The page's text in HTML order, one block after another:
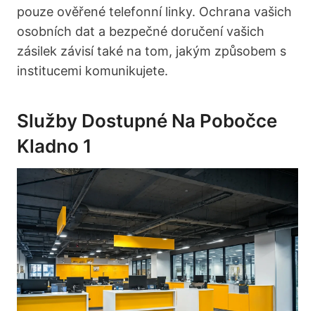
pouze ověřené telefonní linky. Ochrana vašich
osobních dat a bezpečné doručení vašich
zásilek závisí také na tom, jakým způsobem s
institucemi komunikujete.
Služby Dostupné Na Pobočce
Kladno 1